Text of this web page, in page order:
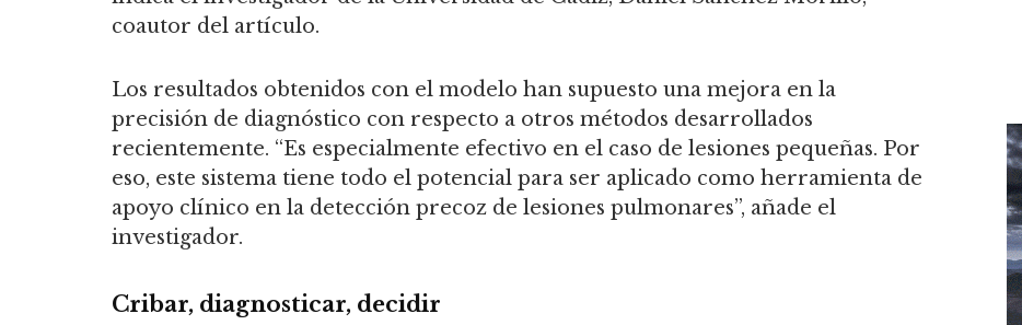
coautor del artículo.
Los resultados obtenidos con el modelo han supuesto una mejora en la
precisión de diagnóstico con respecto a otros métodos desarrollados
recientemente. “Es especialmente efectivo en el caso de lesiones pequeñas. Por
eso, este sistema tiene todo el potencial para ser aplicado como herramienta de
apoyo clínico en la detección precoz de lesiones pulmonares”, añade el
investigador.
Cribar, diagnosticar, decidir